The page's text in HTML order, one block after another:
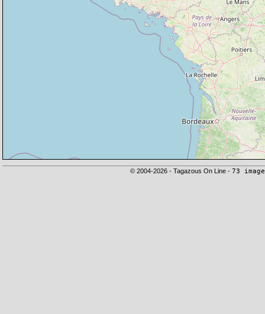
© 2004-2026 - Tagazous On Line - 73